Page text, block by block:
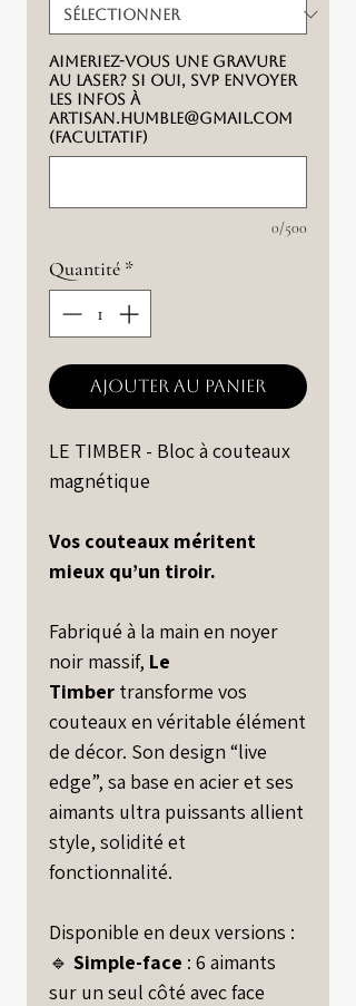
Aimeriez-vous une gravure
au laser? Si oui, svp envoyer
les infos à
artisan.humble@gmail.com
(facultatif)
0/500
Quantité *
Ajouter au panier
LE TIMBER - Bloc à couteaux
magnétique
Vos couteaux méritent
mieux qu’un tiroir.
Fabriqué à la main en noyer
noir massif, Le
Timber transforme vos
couteaux en véritable élément
de décor. Son design “live
edge”, sa base en acier et ses
aimants ultra puissants allient
style, solidité et
fonctionnalité.
Disponible en deux versions :
🔹 Simple-face : 6 aimants
sur un seul côté avec face